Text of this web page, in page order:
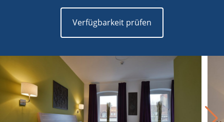
Verfügbarkeit prüfen